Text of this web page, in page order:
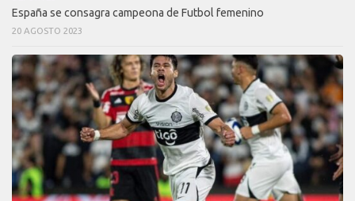
España se consagra campeona de Futbol femenino
20 AGOSTO 2023